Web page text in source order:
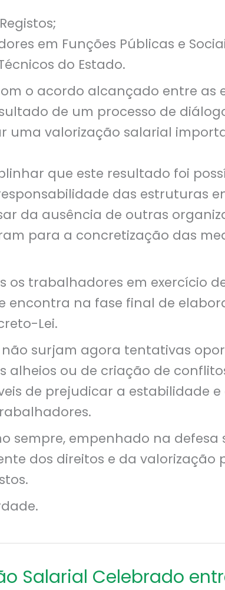
em Funções Públicas e
do Estado.
o acordo alcançado entre as
de um processo de
uma valorização salarial
que este resultado foi
das estruturas
da ausência de outras
para a concretização das
os trabalhadores em exercício
encontra na fase final de
Lei.
não surjam agora tentativas
alheios ou de criação de
de prejudicar a estabilidade
sempre, empenhado na defesa
dos direitos e da valorização
Salarial Celebrado